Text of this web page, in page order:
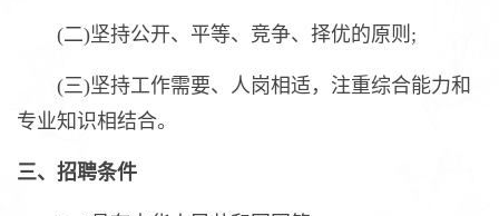
(二)坚持公开、平等、竞争、择优的原则;
(三)坚持工作需要、人岗相适，注重综合能力和
专业知识相结合。
三、招聘条件